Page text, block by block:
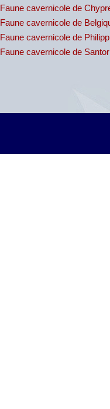
Faune cavernicole de
Faune cavernicole de
Faune cavernicole de
Faune cavernicole de